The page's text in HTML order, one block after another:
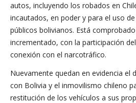
autos, incluyendo los robados en
incautados, en poder y para el uso
públicos bolivianos. Está
incrementado, con la participación
conexión con el narcotráfico.
Nuevamente quedan en evidencia el
con Bolivia y el inmovilismo chileno
restitución de los vehículos a sus